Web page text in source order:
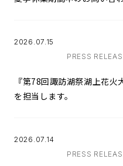
2026.07.15
PRESS
『第78回諏訪湖祭湖上花
を担当します。
2026.07.14
PRESS